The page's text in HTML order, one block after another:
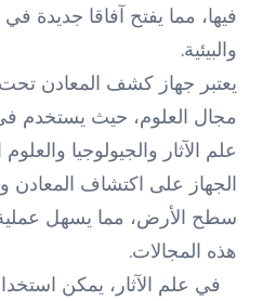
فيها، مما يفتح آفاقا جديدة
والبيئية.
يعتبر جهاز كشف المعادن
مجال العلوم، حيث يستخدم
علم الآثار والجيولوجيا
الجهاز على اكتشاف المعادن
سطح الأرض، مما يسهل
هذه المجالات.
في علم الآثار، يمكن